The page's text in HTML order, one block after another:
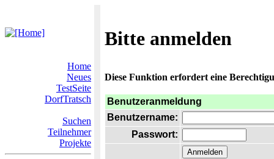
Bitte anmelden
Home
Neues
TestSeite
DorfTratsch
Suchen
Teilnehmer
Projekte
Diese Funktion erfordert eine
Benutzeranmeldung
Benutzername:
Passwort: